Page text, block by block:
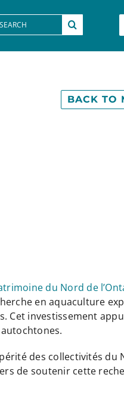
BACK TO
du Nord de
en aquaculture
Cet investissement
des collectivités du
de soutenir cette